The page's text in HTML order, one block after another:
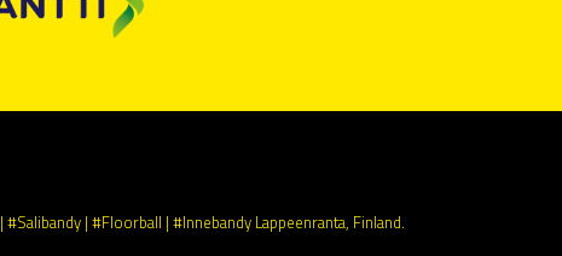
| #Salibandy | #Floorball | #Innebandy Lappeenranta, Finland.